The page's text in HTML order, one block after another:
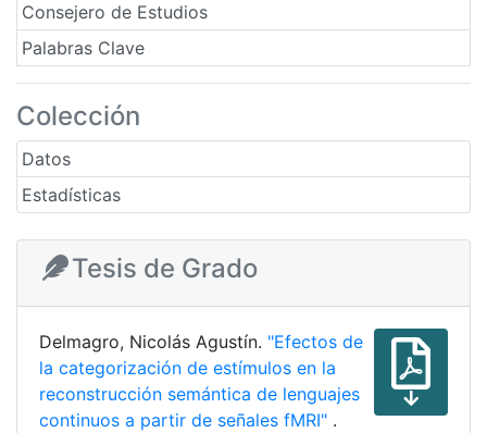
Consejero de Estudios
Palabras Clave
Colección
Datos
Estadísticas
Tesis de Grado
Delmagro, Nicolás Agustín. "Efectos de
la categorización de estímulos en la
reconstrucción semántica de lenguajes
continuos a partir de señales fMRI" .